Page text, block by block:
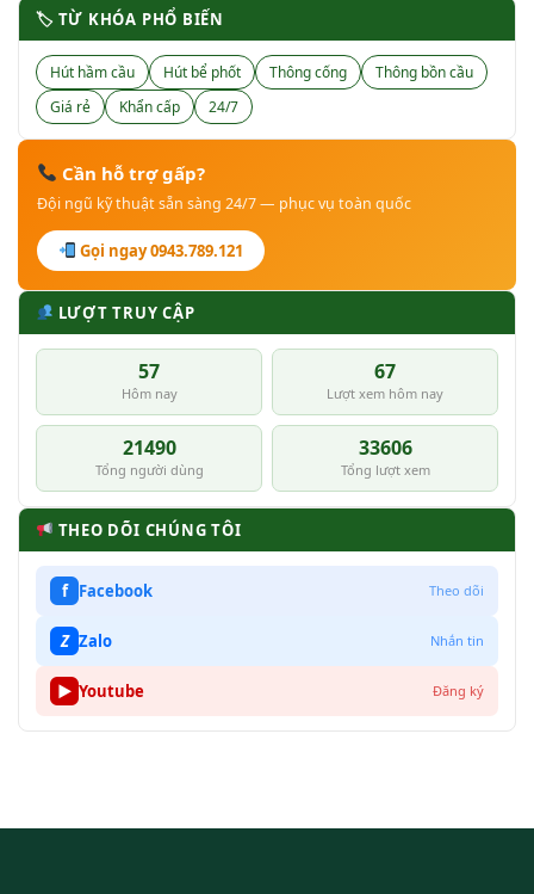
🏷 TỪ KHÓA PHỔ BIẾN
Hút hầm cầu Hút bể phốt Thông cống
Thông bồn cầu
Giá rẻ
Khẩn cấp 24/7
Cần hỗ trợ gấp?
Đội ngũ kỹ thuật sẵn sàng 24/7 — phục vụ toàn quốc
Gọi ngay 0943.789.121
LƯỢT TRUY CẬP
57
Hôm nay
67
Lượt xem hôm nay
21490
Tổng người dùng
33606
Tổng lượt xem
THEO DÕI CHÚNG TÔI
f Facebook Theo dõi
Z Zalo Nhắn tin
▶ Youtube Đăng ký